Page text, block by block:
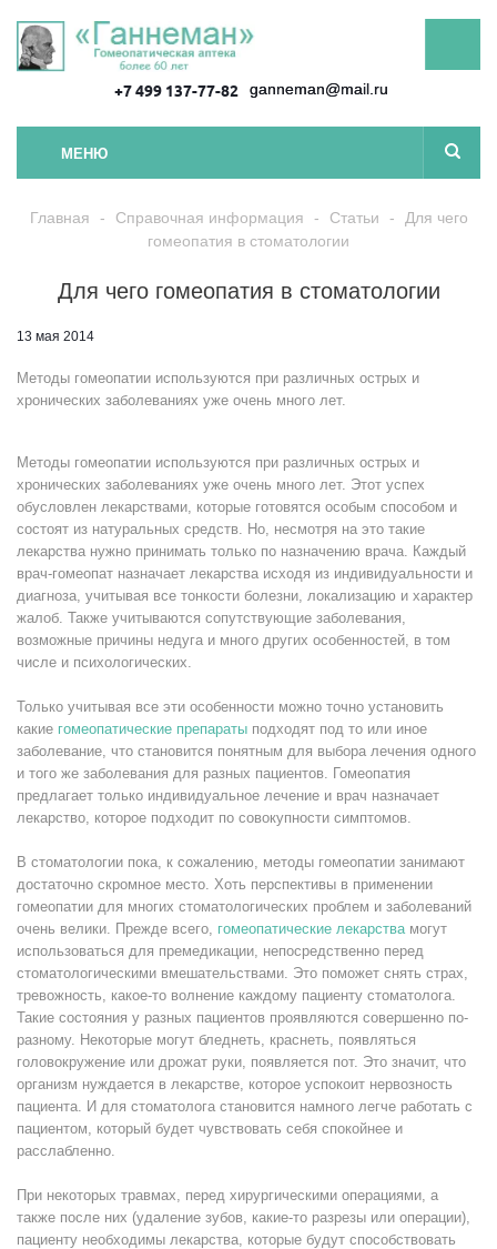
+7 499 137-77-82 ganneman@mail.ru
МЕНЮ
Главная - Справочная информация - Статьи -
Для чего
гомеопатия в стоматологии
Для чего гомеопатия в стоматологии
13 мая 2014
Методы гомеопатии используются при различных острых и
хронических заболеваниях уже очень много лет.
Методы гомеопатии используются при различных острых и
хронических заболеваниях уже очень много лет. Этот успех
обусловлен лекарствами, которые готовятся особым способом и
состоят из натуральных средств. Но, несмотря на это такие
лекарства нужно принимать только по назначению врача. Каждый
врач-гомеопат назначает лекарства исходя из индивидуальности и
диагноза, учитывая все тонкости болезни, локализацию и характер
жалоб. Также учитываются сопутствующие заболевания,
возможные причины недуга и много других особенностей, в том
числе и психологических.
Только учитывая все эти особенности можно точно установить
какие гомеопатические препараты подходят под то или иное
заболевание, что становится понятным для выбора лечения одного
и того же заболевания для разных пациентов. Гомеопатия
предлагает только индивидуальное лечение и врач назначает
лекарство, которое подходит по совокупности симптомов.
В стоматологии пока, к сожалению, методы гомеопатии занимают
достаточно скромное место. Хоть перспективы в применении
гомеопатии для многих стоматологических проблем и заболеваний
очень велики. Прежде всего, гомеопатические лекарствамогут
использоваться для премедикации, непосредственно перед
стоматологическими вмешательствами. Это поможет снять страх,
тревожность, какое-то волнение каждому пациенту стоматолога.
Такие состояния у разных пациентов проявляются совершенно по-
разному. Некоторые могут бледнеть, краснеть, появляться
головокружение или дрожат руки, появляется пот. Это значит, что
организм нуждается в лекарстве, которое успокоит нервозность
пациента. И для стоматолога становится намного легче работать с
пациентом, который будет чувствовать себя спокойнее и
расслабленно.
При некоторых травмах, перед хирургическими операциями, а
также после них (удаление зубов, какие-то разрезы или операции),
пациенту необходимы лекарства, которые будут способствовать